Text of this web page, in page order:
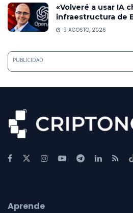
«Volveré a usar IA
infraestructura de
9 AGOSTO, 2026
PUBLICIDAD
Aprende